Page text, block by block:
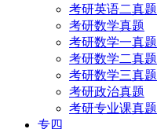
考研英语二真题
考研数学真题
考研数学一真题
考研数学二真题
考研数学三真题
考研政治真题
考研专业课真题
专四